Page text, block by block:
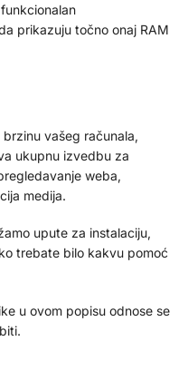
prikazuju točno onaj RAM
vašeg računala,
ukupnu izvedbu za
weba,
medija.
upute za instalaciju,
trebate bilo kakvu pomoć
u ovom popisu odnose se